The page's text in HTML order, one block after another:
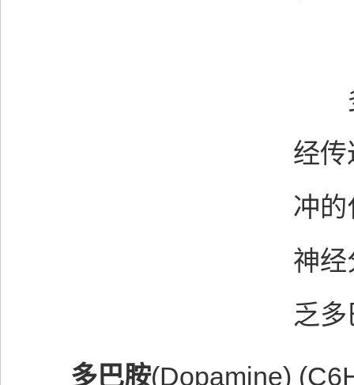
多
经
冲
神
乏
多巴胺(Dopamine)